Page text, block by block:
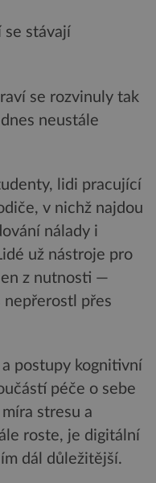
se stávají
se rozvinuly tak
neustále
lidi pracující
v nichž najdou
nálady i
už nástroje pro
z nutnosti —
nepřerostl přes
postupy kognitivní
péče o sebe
stresu a
roste, je digitální
dál důležitější.